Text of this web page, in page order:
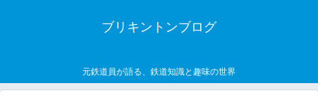
ブリキントンブログ
元鉄道員が語る、鉄道知識と趣味の世界